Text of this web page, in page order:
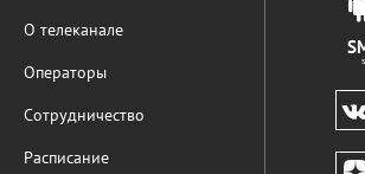
О телеканале
Операторы
Сотрудничество
Расписание